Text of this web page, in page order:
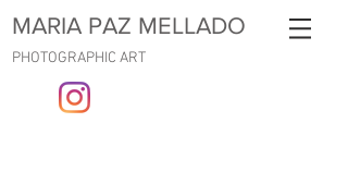
MARIA PAZ MELLADO
PHOTOGRAPHIC ART